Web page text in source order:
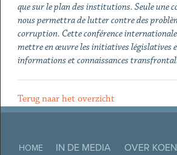
que sur le plan des institutions. Seule une
nous permettra de lutter contre des
corruption. Cette conférence
mettre en œuvre les initiatives législatives
informations et connaissances
Terug naar het overzicht
HOME IN DE MEDIA OVER